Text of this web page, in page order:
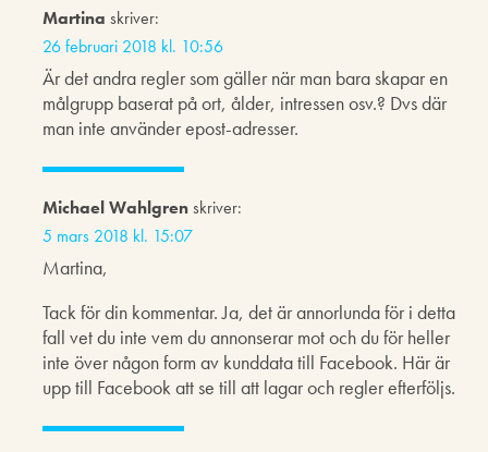
Martina skriver:
26 februari 2018 kl. 10:56
Är det andra regler som gäller när man bara skapar en
målgrupp baserat på ort, ålder, intressen osv.? Dvs där
man inte använder epost-adresser.
Michael Wahlgrenskriver:
5 mars 2018 kl. 15:07
Martina,
Tack för din kommentar. Ja, det är annorlunda för i detta
fall vet du inte vem du annonserar mot och du för heller
inte över någon form av kunddata till Facebook. Här är
upp till Facebook att se till att lagar och regler efterföljs.